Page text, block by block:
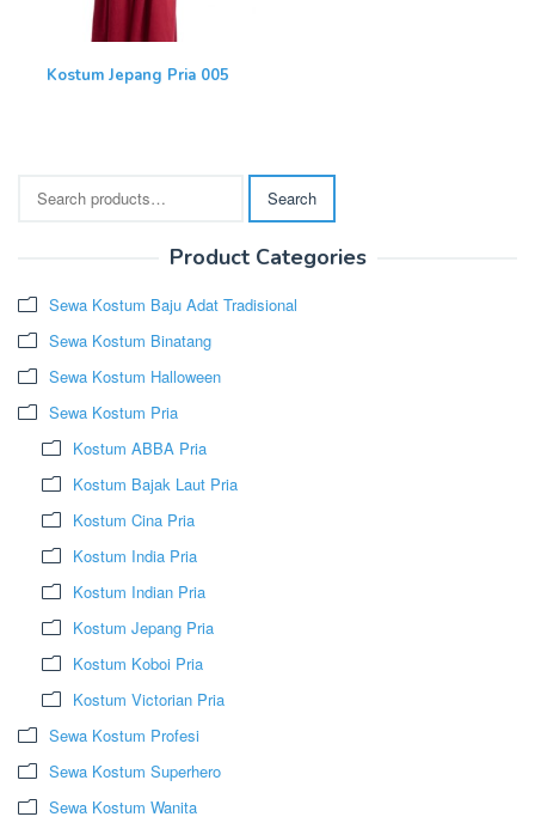
Kostum Jepang Pria 005
for:
Search
Product Categories
Sewa Kostum Baju Adat Tradisional
Sewa Kostum Binatang
Sewa Kostum Halloween
Sewa Kostum Pria
Kostum ABBA Pria
Kostum Bajak Laut Pria
Kostum Cina Pria
Kostum India Pria
Kostum Indian Pria
Kostum Jepang Pria
Kostum Koboi Pria
Kostum Victorian Pria
Sewa Kostum Profesi
Sewa Kostum Superhero
Sewa Kostum Wanita